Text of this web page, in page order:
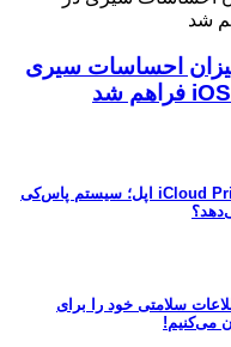
احساسات سیری
افشای نشت آدرس IP در iCloud Private Relay اپل؛ سیستم پاس‌کی
سلامتی خود را برای
می‌کنیم!